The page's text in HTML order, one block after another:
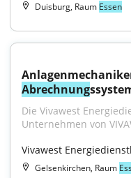
Duisburg, Raum Essen
Abrechnung
Die Vivawest
Unternehmen von
Vivawest
Gelsenkirchen, Raum